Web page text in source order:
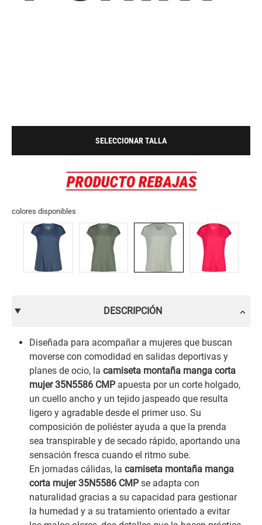
SELECCIONAR TALLA
colores disponibles
DESCRIPCIÓN
Diseñada para acompañar a mujeres que buscan
moverse con comodidad en salidas deportivas y
planes de ocio, la camiseta montaña manga corta
mujer 35N5586 CMPapuesta por un corte holgado,
un cuello ancho y un tejido jaspeado que resulta
ligero y agradable desde el primer uso. Su
composición de poliéster ayuda a que la prenda
sea transpirable y de secado rápido, aportando una
sensación fresca cuando el ritmo sube.
En jornadas cálidas, la camiseta montaña manga
corta mujer 35N5586 CMPse adapta con
naturalidad gracias a su capacidad para gestionar
la humedad y a su tratamiento orientado a evitar